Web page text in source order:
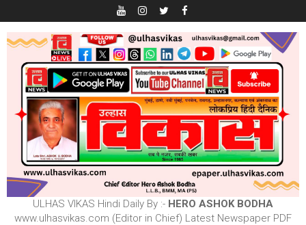
ULHAS VIKAS Hindi Daily By :- HERO ASHOK BODHA
www.ulhasvikas.com (Editor in Chief) Latest Newspaper PDF